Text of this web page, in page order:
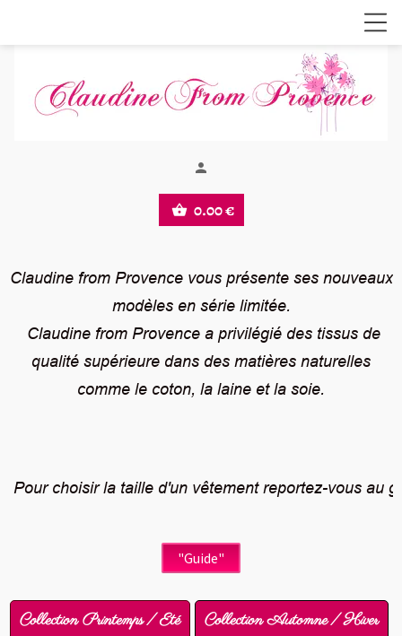
person
shopping_basket 0.00 €
Claudine from Provence vous présente ses nouveaux
modèles en série limitée.
Claudine from Provence a privilégié des tissus de
qualité supérieure dans des matières naturelles
comme le coton, la laine et la soie.
Pour choisir la taille d'un vêtement reportez-vous au
"Guide"
Collection Printemps / Eté Collection Automne / Hiver